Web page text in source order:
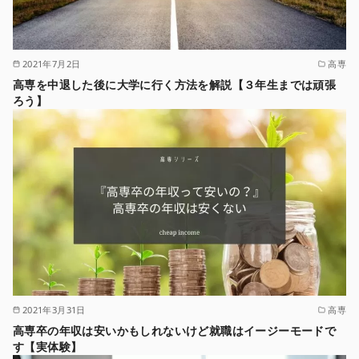
2021年7月2日 高専
高専を中退した後に大学に行く方法を解説【３年生までは頑張
ろう】
2021年3月31日 高専
高専卒の年収は安いかもしれないけど就職はイージーモードで
す【実体験】